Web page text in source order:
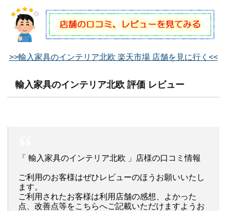
>>輸入家具のインテリア北欧 楽天市場 店舗を見に行く<<
輸入家具のインテリア北欧 評価 レビュー
「 輸入家具のインテリア北欧 」店様の口コミ情報
ご利用のお客様はぜひレビューのほうお願いいたし
ます。
ご利用されたお客様は利用店舗の感想、よかった
点、改善点等をこちらへご記載いただけますようお